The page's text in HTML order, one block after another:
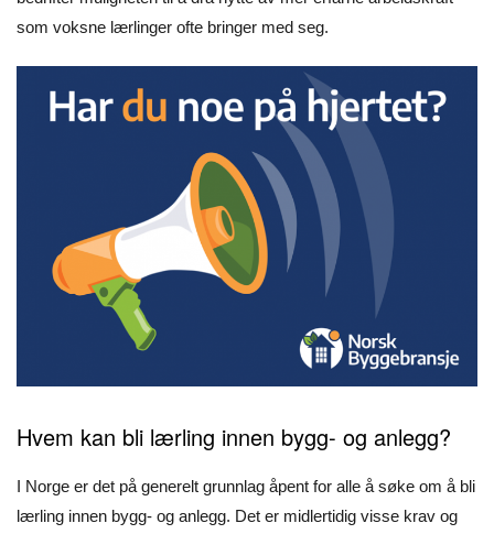
som voksne lærlinger ofte bringer med seg.
Hvem kan bli lærling innen bygg- og anlegg?
I Norge er det på generelt grunnlag åpent for alle å søke om å bli
lærling innen bygg- og anlegg. Det er midlertidig visse krav og